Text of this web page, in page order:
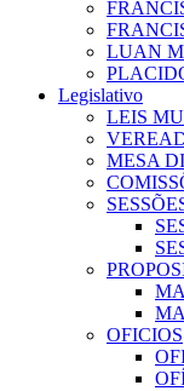
LUAN
Legislativo
LEIS
MESA
OFICIOS